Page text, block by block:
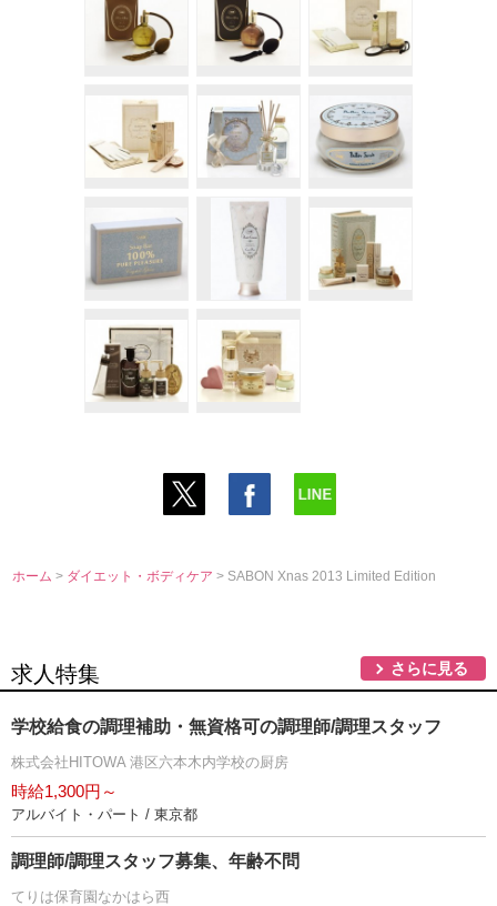
ホーム > ダイエット・ボディケア> SABON Xnas 2013 Limited Edition
求人特集 さらに見る
学校給食の調理補助・無資格可の調理師/調理スタッフ
株式会社HITOWA 港区六本木内学校の厨房
時給1,300円～
アルバイト・パート / 東京都
調理師/調理スタッフ募集、年齢不問
てりは保育園なかはら西